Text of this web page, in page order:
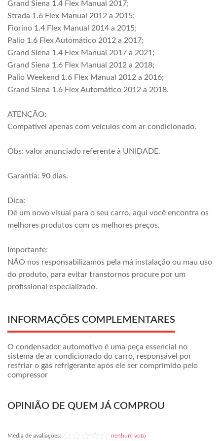
Grand Siena 1.4 Flex Manual 2017;
Strada 1.6 Flex Manual 2012 a 2015;
Fiorino 1.4 Flex Manual 2014 a 2015;
Palio 1.6 Flex Automático 2012 a 2017;
Grand Siena 1.4 Flex Manual 2017 a 2021;
Grand Siena 1.6 Flex Manual 2012 a 2018;
Palio Weekend 1.6 Flex Manual 2012 a 2016;
Grand Siena 1.6 Flex Automático 2012 a 2018.
ATENÇÃO:
Compatível apenas com veículos com ar condicionado.
Obs: valor anunciado referente à UNIDADE.
Garantia: 90 dias.
Dica:
Dê um novo visual para o seu carro, aqui você encontra os
melhores produtos com os melhores preços.
Importante:
NÃO nos responsabilizamos pela má instalação ou mau uso
do produto, para evitar transtornos procure por um
profissional especializado.
INFORMAÇÕES COMPLEMENTARES
O condensador automotivo é uma peça essencial no
sistema de ar condicionado do carro, responsável por
resfriar o gás refrigerante após ele ser comprimido pelo
compressor
OPINIÃO DE QUEM JÁ COMPROU
Média de avaliações: nenhum voto